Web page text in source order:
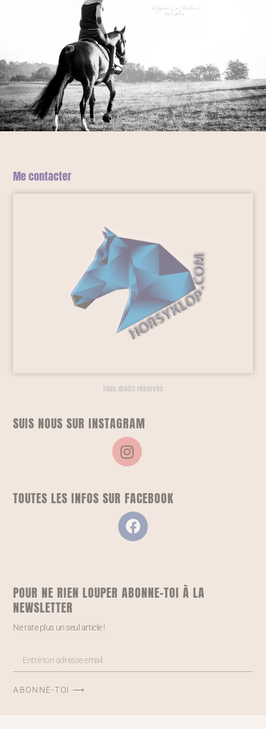
Me contacter
Tous droits réservés
SUIS NOUS SUR INSTAGRAM
TOUTES LES INFOS SUR FACEBOOK
POUR NE RIEN LOUPER ABONNE-TOI À LA
NEWSLETTER
Ne rate plus un seul article !
ABONNE-TOI ⟶